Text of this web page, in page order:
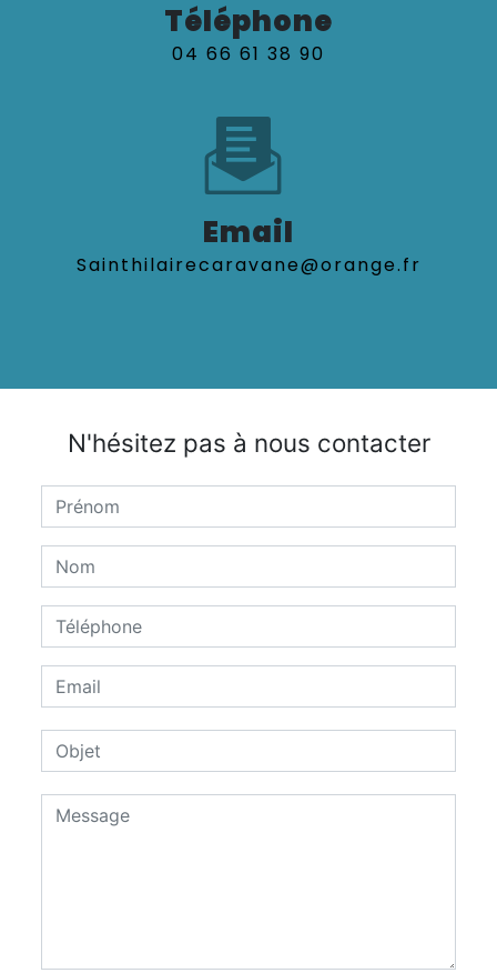
Téléphone
04 66 61 38 90
Email
sainthilairecaravane@orange.fr
N'hésitez pas à nous contacter